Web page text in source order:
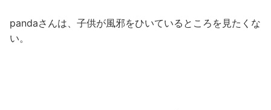
pandaさんは、子供が風邪をひいているところを見たくな
い。